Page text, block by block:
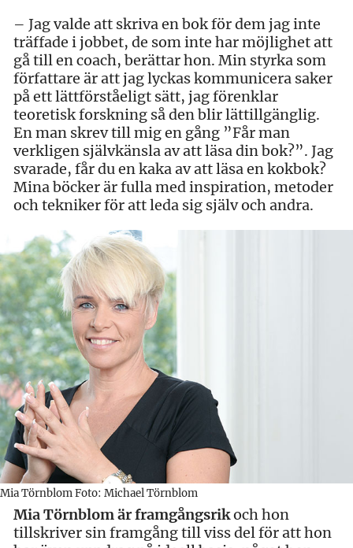
– Jag valde att skriva en bok för dem jag inte
träffade i jobbet, de som inte har möjlighet att
gå till en coach, berättar hon. Min styrka som
författare är att jag lyckas kommunicera saker
på ett lättförståeligt sätt, jag förenklar
teoretisk forskning så den blir lättillgänglig.
En man skrev till mig en gång ”Får man
verkligen självkänsla av att läsa din bok?”. Jag
svarade, får du en kaka av att läsa en kokbok?
Mina böcker är fulla med inspiration, metoder
och tekniker för att leda sig själv och andra.
Mia Törnblom Foto: Michael Törnblom
Mia Törnblom är framgångsrikoch hon
tillskriver sin framgång till viss del för att hon